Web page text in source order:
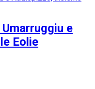
e
Eolie